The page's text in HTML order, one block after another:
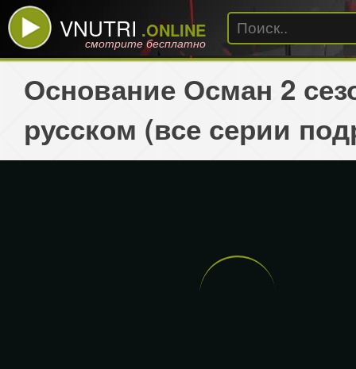
VNUTRI .ONLINE
смотрите бесплатно
Основание Осман 2
русском (все серии